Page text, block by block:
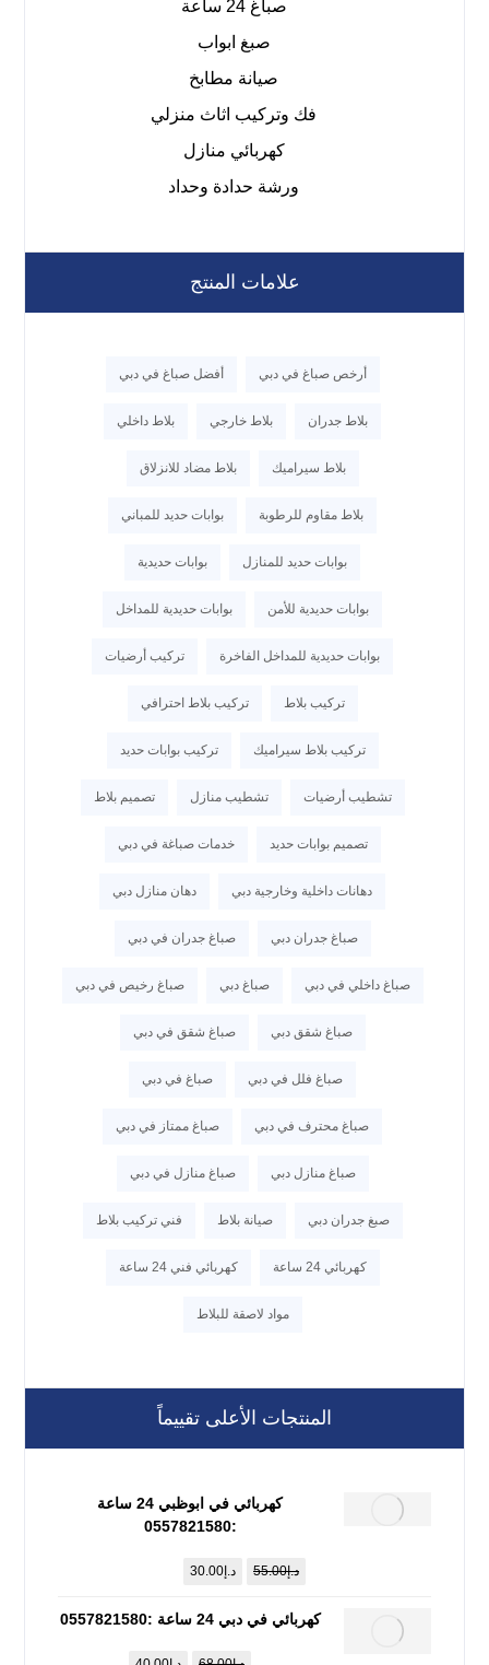
صباغ 24 ساعة
صبغ ابواب
صيانة مطابخ
فك وتركيب اثاث منزلي
كهربائي منازل
ورشة حدادة وحداد
علامات المنتج
أرخص صباغ في دبي أفضل صباغ في دبي
بلاط جدران بلاط خارجي بلاط داخلي
بلاط سيراميك بلاط مضاد للانزلاق
بلاط مقاوم للرطوبة بوابات حديد للمباني
بوابات حديد للمنازل بوابات حديدية
بوابات حديدية للأمن بوابات حديدية للمداخل
بوابات حديدية للمداخل الفاخرة تركيب أرضيات
تركيب بلاط تركيب بلاط احترافي
تركيب بلاط سيراميك تركيب بوابات حديد
تشطيب أرضيات تشطيب منازل تصميم بلاط
تصميم بوابات حديد خدمات صباغة في دبي
دهانات داخلية وخارجية دبي دهان منازل دبي
صباغ جدران دبي صباغ جدران في دبي
صباغ داخلي في دبي صباغ دبي صباغ رخيص في دبي
صباغ شقق دبي صباغ شقق في دبي
صباغ فلل في دبي صباغ في دبي
صباغ محترف في دبي صباغ ممتاز في دبي
صباغ منازل دبي صباغ منازل في دبي
صبغ جدران دبي صيانة بلاط فني تركيب بلاط
كهربائي 24 ساعة كهربائي فني 24 ساعة
مواد لاصقة للبلاط
المنتجات الأعلى تقييماً
كهربائي في ابوظبي 24 ساعة
:0557821580
د.إ55.00 د.إ 30.00
كهربائي في دبي 24 ساعة :0557821580